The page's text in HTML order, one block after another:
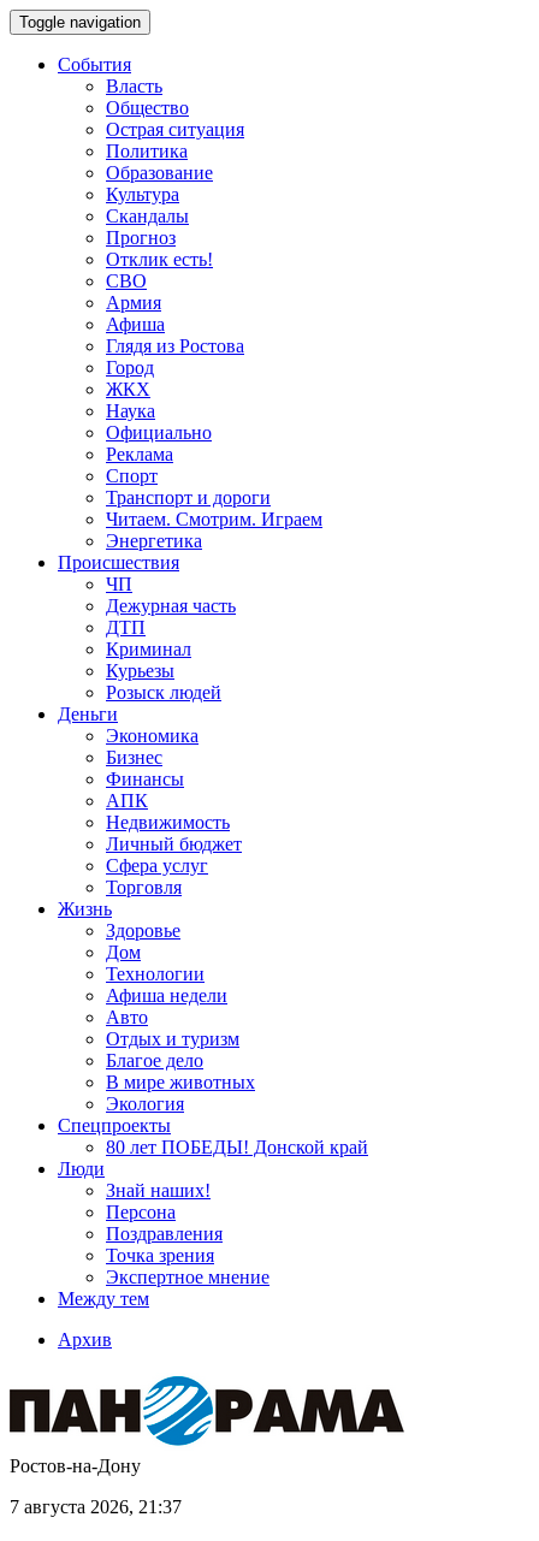
Toggle navigation
События
Власть
Общество
Острая ситуация
Политика
Образование
Культура
Скандалы
Прогноз
Отклик есть!
СВО
Армия
Афиша
Глядя из Ростова
Город
ЖКХ
Наука
Официально
Реклама
Спорт
Транспорт и дороги
Читаем. Смотрим. Играем
Энергетика
Происшествия
ЧП
Дежурная часть
ДТП
Криминал
Курьезы
Розыск людей
Деньги
Экономика
Бизнес
Финансы
АПК
Недвижимость
Личный бюджет
Сфера услуг
Торговля
Жизнь
Здоровье
Дом
Технологии
Афиша недели
Авто
Отдых и туризм
Благое дело
В мире животных
Экология
Спецпроекты
80 лет ПОБЕДЫ! Донской край
Люди
Знай наших!
Персона
Поздравления
Точка зрения
Экспертное мнение
Между тем
Архив
Ростов-на-Дону
7 августа 2026, 21:37